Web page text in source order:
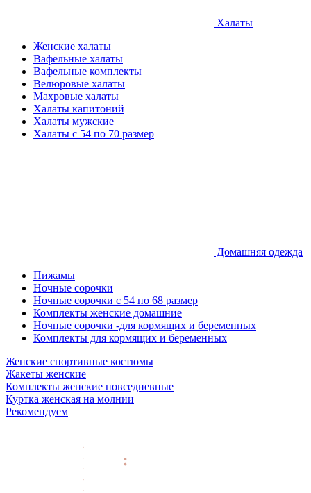
Халаты
Женские халаты
Вафельные халаты
Вафельные комплекты
Велюровые халаты
Махровые халаты
Халаты капитоний
Халаты мужские
Халаты с 54 по 70 размер
Домашняя одежда
Пижамы
Ночные сорочки
Ночные сорочки с 54 по 68 размер
Комплекты женские домашние
Ночные сорочки -для кормящих и беременных
Комплекты для кормящих и беременных
Женские спортивные костюмы
Жакеты женские
Комплекты женские повседневные
Куртка женская на молнии
Рекомендуем